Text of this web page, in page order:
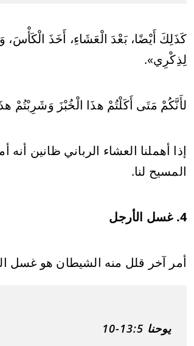
كَذَلِكَ أَيْضًا، بَعْدَ الْعَشَاءِ، أَخَذَ
لِذِكْرِي».
لأَنَّكُمْ مَتَى أَكَلْتُمْ هذَا الْخُبْزَ وَشَرِبْتُمْ
إذا أهملنا العشاء الرباني ظانين
المسيح لنا.
4. غسل الأرجل
أمر آخر قلل منه الشيطان هو غسل
يوحنا 13:5-10